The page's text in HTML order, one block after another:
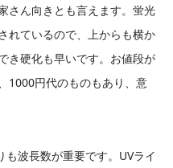
さん向きとも言えます。蛍光
れているので、上からも横か
き硬化も早いです。お値段が
1000円代のものもあり、意
も波長数が重要です。UVライ